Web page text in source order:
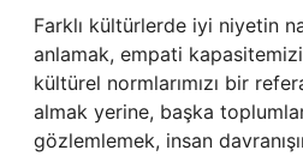
Farklı kültürlerde iyi niyetin
anlamak, empati
kültürel normlarımızı bir
almak yerine, başka
gözlemlemek, insan